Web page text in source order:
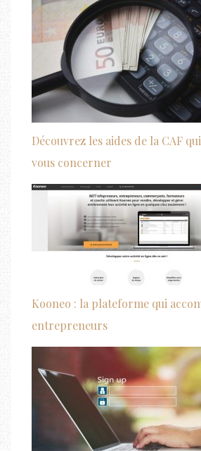
Découvrez les aides de la CAF
vous concerner
Kooneo : la plateforme qui
entrepreneurs